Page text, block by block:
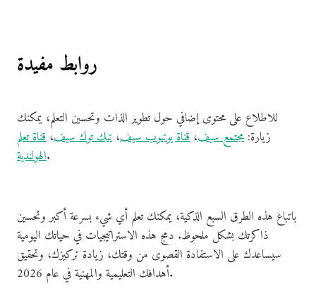
روابط مفيدة
للاطلاع على محتوى إضافي حول تطوير الذات وتحسين التعلم، يمكنك
زيارة: مجتمع سيف، قناة يوتيوب سيف، تيك توك سيف، قناة تعلم
الهولندية.
باتباع هذه الطرق السبع الذكية، يمكنك تعلم أي شيء بسرعة أكبر وتحسين
ذاكرتك بشكل ملحوظ. دمج هذه الاستراتيجيات في حياتك اليومية
سيساعدك على الاستفادة القصوى من وقتك، زيادة تركيزك، وتحقيق
أهدافك التعليمية والمهنية في عام 2026.